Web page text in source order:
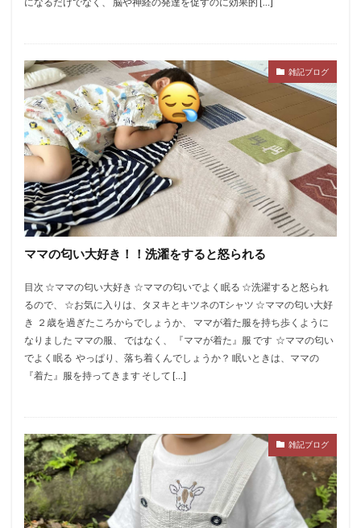
雑記ブログ
ママの匂い大好き！！洗濯をすると怒られる
​​目次 ☆ママの匂い大好き ☆ママの匂いでよく眠る ☆洗濯すると怒られ
るので、 ☆お気に入りは、タヌキとキツネのTシャツ ​​☆ママの匂い大好
き ​​ ２歳を過ぎたころからでしょうか、 ママが着た服を持ち歩くように
なりました ママの服、 ではなく、 『ママが着た』服 です ​​ ​​☆ママの匂い
でよく眠る ​​ やっぱり、落ち着くんでしょうか？ 眠いときは、ママの
『着た』服を持ってきます そして […]
雑記ブログ